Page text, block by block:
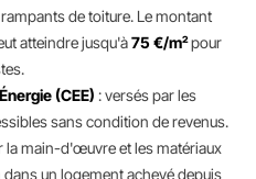
de toiture. Le montant
atteindre jusqu'à75 €/m²pour
(CEE) : versés par les
sans condition de revenus.
la main-d'œuvre et les matériaux
un logement achevé depuis